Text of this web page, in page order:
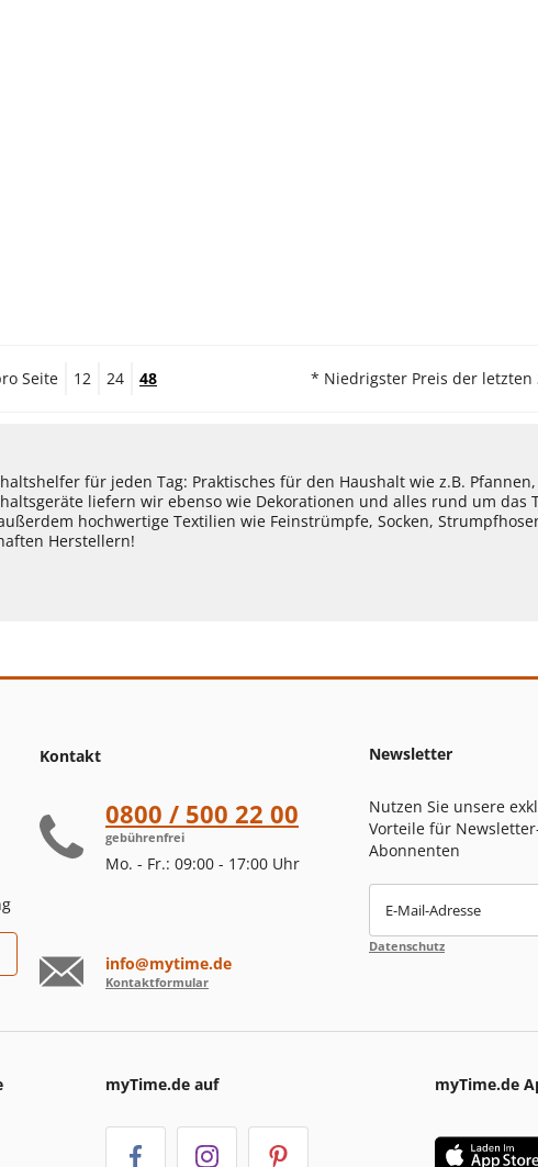
Seite 12 24 48 * Niedrigster Preis der letzten
für jeden Tag: Praktisches für den Haushalt wie z.B.
liefern wir ebenso wie Dekorationen und alles rund um das
hochwertige Textilien wie Feinstrümpfe, Socken,
Herstellern!
Kontakt
0800 / 500 22 00
gebührenfrei
Mo. - Fr.: 09:00 - 17:00 Uhr
info@mytime.de
Kontaktformular
Newsletter
Nutzen Sie unsere
Vorteile für
Abonnenten
E-Mail-Adresse
Datenschutz
myTime.de auf myTime.de